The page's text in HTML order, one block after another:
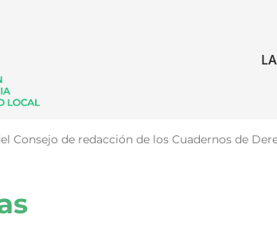
Consejo de redacción de los Cuadernos de